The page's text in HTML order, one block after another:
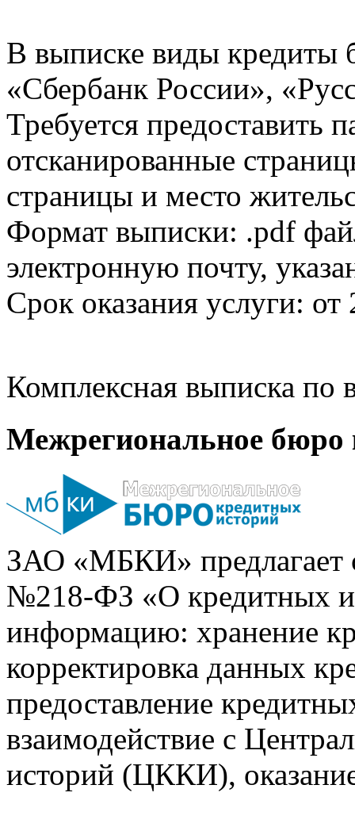
В выписке виды кредиты
«Сбербанк России»,
Требуется предоставить
отсканированные
страницы и место
Формат выписки: .pdf
электронную почту,
Срок оказания услуги: от
Комплексная выписка
Межрегиональное бюро
ЗАО «МБКИ» предлагает
№218-ФЗ «О кредитных
информацию: хранение
корректировка данных
предоставление
взаимодействие с
историй (ЦККИ),